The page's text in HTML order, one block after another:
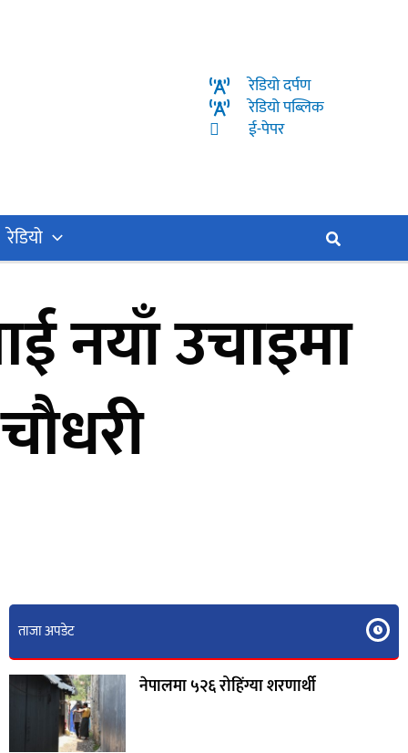
रेडियो दर्पण
रेडियो पब्लिक
ई-पेपर
रेडियो Search
नयाँ उचाइमा
ताजा अपडेट
नेपालमा ५२६ रोहिंग्या शरणार्थी